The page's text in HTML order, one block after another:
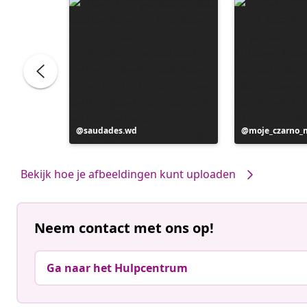
Bericht
gepubliceerd
saudades.wd
Bericht
gepubliceerd
Bekijk hoe je afbeeldingen kunt uploaden
Neem contact met ons op!
Ga naar het Hulpcentrum